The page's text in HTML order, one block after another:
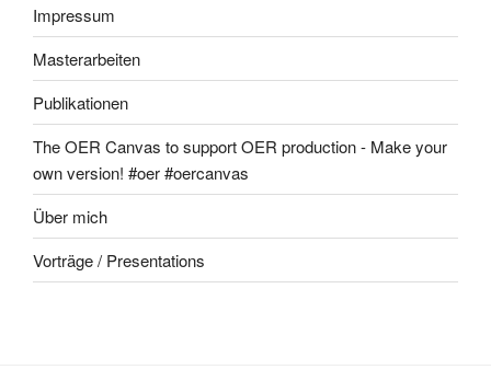
Impressum
Masterarbeiten
Publikationen
The OER Canvas to support OER production - Make your
own version! #oer #oercanvas
Über mich
Vorträge / Presentations